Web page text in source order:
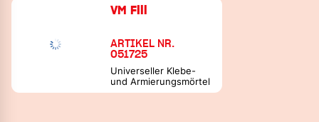
VM Fill
ARTIKEL NR.
051725
Universeller Klebe-
und Armierungsmörtel